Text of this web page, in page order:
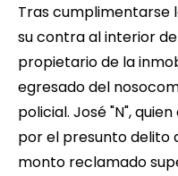
Tras cumplimentarse
su contra al interior
propietario de la
egresado del
policial. José "N",
por el presunto delito
monto reclamado